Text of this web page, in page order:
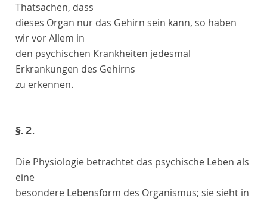
Thatsachen, dass
dieses Organ nur das Gehirn sein kann, so haben
wir vor Allem in
den psychischen Krankheiten jedesmal
Erkrankungen des Gehirns
zu erkennen.
§. 2.
Die Physiologie betrachtet das psychische Leben als
eine
besondere Lebensform des Organismus; sie sieht in